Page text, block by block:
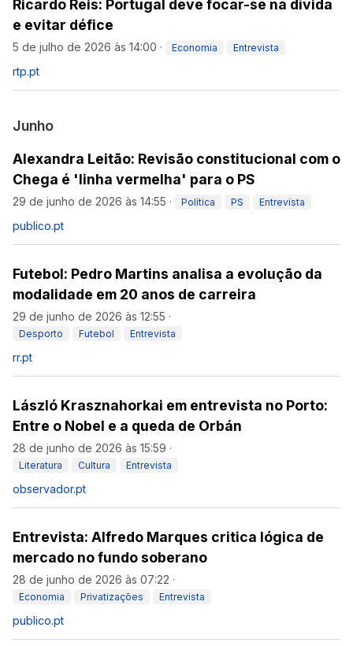
Ricardo Reis: Portugal deve focar-se na dívida
e evitar défice
5 de julho de 2026 às 14:00 · Economia Entrevista
rtp.pt
Junho
Alexandra Leitão: Revisão constitucional com o
Chega é 'linha vermelha' para o PS
29 de junho de 2026 às 14:55 · Política PS Entrevista
publico.pt
Futebol: Pedro Martins analisa a evolução da
modalidade em 20 anos de carreira
29 de junho de 2026 às 12:55 ·
Desporto Futebol Entrevista
rr.pt
László Krasznahorkai em entrevista no Porto:
Entre o Nobel e a queda de Orbán
28 de junho de 2026 às 15:59 ·
Literatura Cultura Entrevista
observador.pt
Entrevista: Alfredo Marques critica lógica de
mercado no fundo soberano
28 de junho de 2026 às 07:22 ·
Economia Privatizações Entrevista
publico.pt